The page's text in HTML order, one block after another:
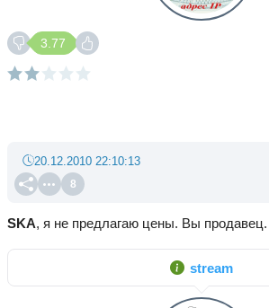
3.77
8
20.12.2010 22:10:13
SKA, я не предлагаю цены. Вы продавец.
stream